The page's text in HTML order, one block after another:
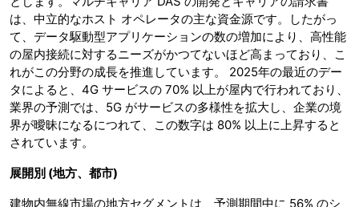
は、中立的なホスト オペレータの主な資金源です。したがっ
て、データ駆動型アプリケーションの数の増加により、高性能
の屋内接続に対するニーズがかつてないほど高まっており、こ
れがこの分野の成長を推進しています。 2025年の最近のデー
タによると、4G サービスの 70% 以上が屋内で行われており、
業界の予測では、5G がサービスの多様性を拡大し、企業の境
界が曖昧になるにつれて、この数字は 80% 以上に上昇すると
されています。
展開別 (地方、都市)
建物内無線市場の地方セグメントは、予測期間中に 56% のシ